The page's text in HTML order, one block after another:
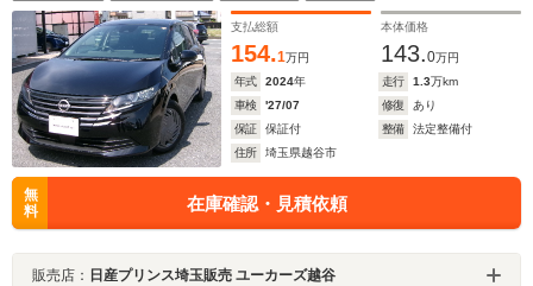
支払総額
154.1万円
本体価格
143.0万円
年式
2024年 走行 1.3万km
車検
'27/07 修復
あり
保証
保証付 整備
法定整備付
住所
埼玉県越谷市
無
料
在庫確認・見積依頼
販売店： 日産プリンス埼玉販売 ユーカーズ越谷